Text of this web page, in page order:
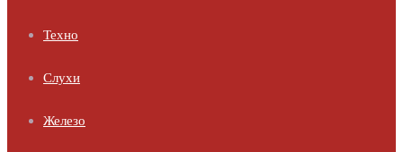
Техно
Слухи
Железо